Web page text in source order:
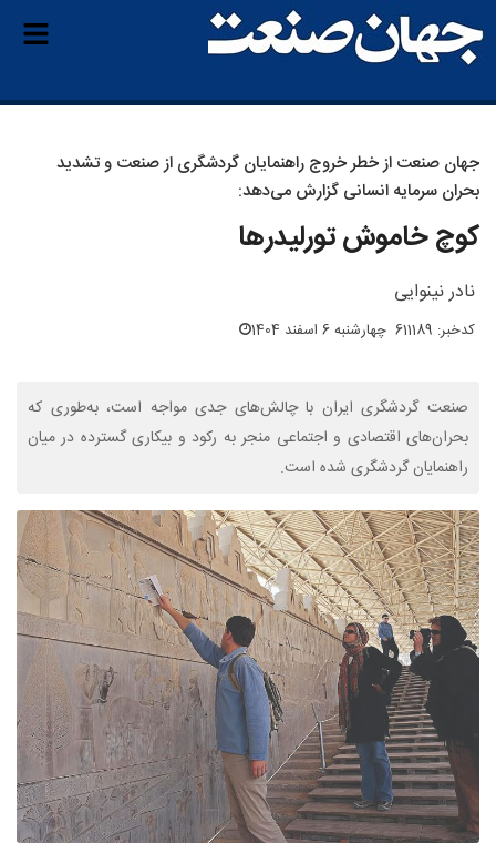
جهان صنعت از خطر خروج راهنمایان گردشگری از صنعت و تشدید
بحران سرمایه انسانی گزارش می‌دهد:
کوچ خاموش تورلیدرها
نادر نینوایی
کدخبر: 611189 چهارشنبه 6 اسفند 1404
صنعت گردشگری ایران با چالش‌های جدی مواجه است، به‌طوری که
بحران‌های اقتصادی و اجتماعی منجر به رکود و بیکاری گسترده در میان
راهنمایان گردشگری شده است.